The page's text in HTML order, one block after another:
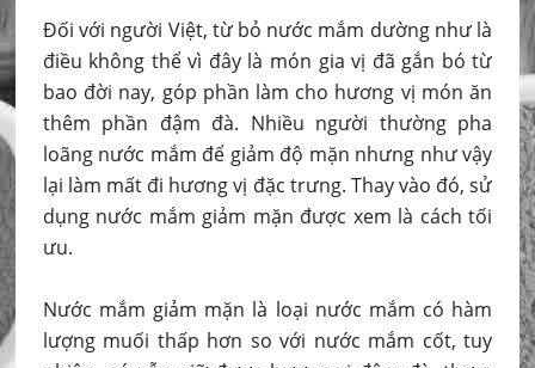
Đối với người Việt, từ bỏ nước mắm dường như là
điều không thể vì đây là món gia vị đã gắn bó từ
bao đời nay, góp phần làm cho hương vị món ăn
thêm phần đậm đà. Nhiều người thường pha
loãng nước mắm để giảm độ mặn nhưng như vậy
lại làm mất đi hương vị đặc trưng. Thay vào đó, sử
dụng nước mắm giảm mặn được xem là cách tối
ưu.
Nước mắm giảm mặn là loại nước mắm có hàm
lượng muối thấp hơn so với nước mắm cốt, tuy